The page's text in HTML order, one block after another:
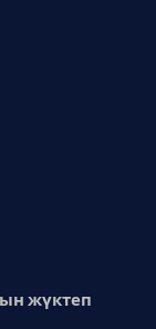
жүктеп